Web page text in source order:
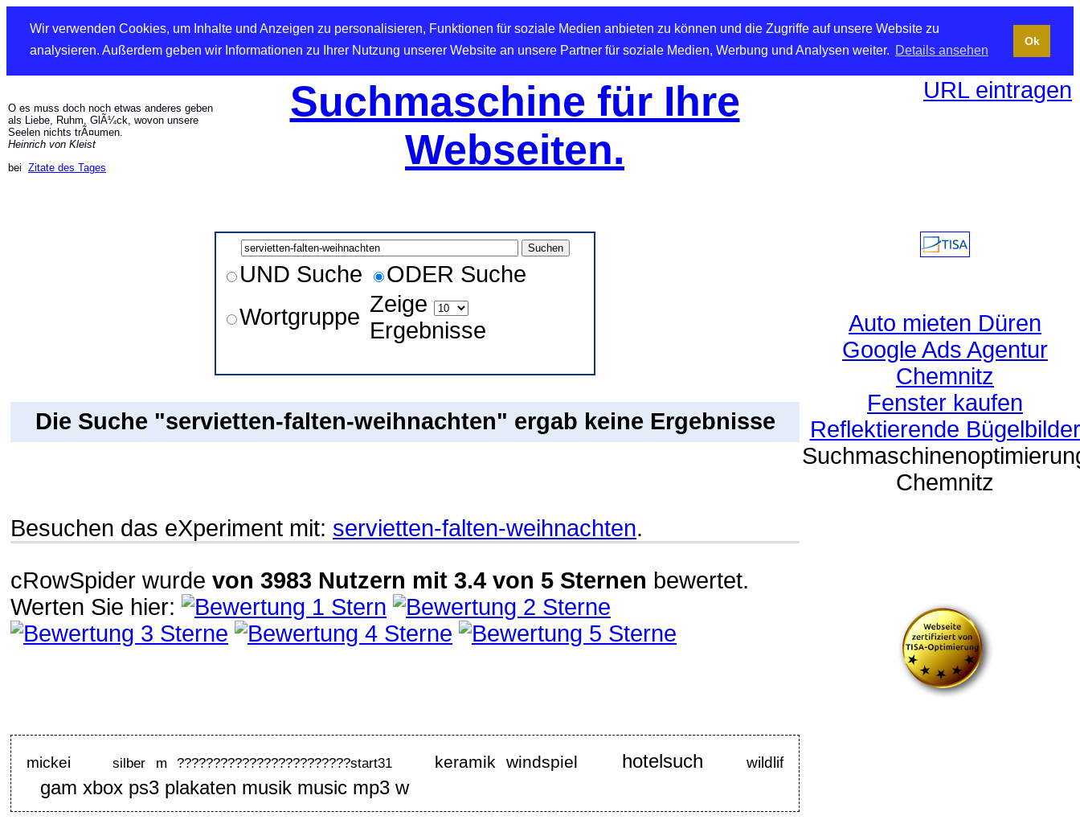
Wir verwenden Cookies, um Inhalte und Anzeigen zu personalisieren, Funktionen für soziale Medien anbieten zu können und die Zugriffe auf unsere Website zu
analysieren. Außerdem geben wir Informationen zu Ihrer Nutzung unserer Website an unsere Partner für soziale Medien, Werbung und Analysen weiter. Details ansehen
Ok
O es muss doch noch etwas anderes geben
als Liebe, Ruhm, GlÃ¼ck, wovon unsere
Seelen nichts trÃ¤umen.
Heinrich von Kleist
bei Zitate des Tages
Suchmaschine für Ihre
Webseiten.
URL eintragen
UND Suche
ODER Suche
Wortgruppe Zeige
Ergebnisse
Die Suche "servietten-falten-weihnachten" ergab keine Ergebnisse
Besuchen das eXperiment mit: servietten-falten-weihnachten.
cRowSpider wurde von 3983 Nutzern mit 3.4 von 5 Sternen bewertet.
Werten Sie hier:
mickei silber m ????????????????????????start31 keramik windspiel hotelsuch wildlif
gam xbox ps3 plakaten musik music mp3 w
Auto mieten Düren
Google Ads Agentur
Chemnitz
Fenster kaufen
Reflektierende Bügelbilder
Chemnitz